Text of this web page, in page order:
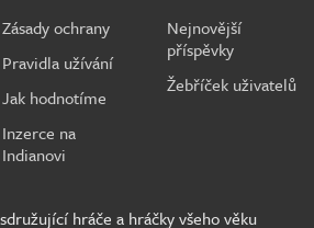
Zásady ochrany
Pravidla užívání
Jak hodnotíme
Inzerce na
Indianovi
Nejnovější
příspěvky
Žebříček uživatelů
hráče a hráčky všeho věku